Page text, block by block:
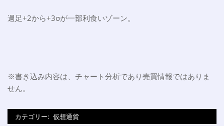
週足+2から+3σが一部利食いゾーン。
※書き込み内容は、チャート分析であり売買情報ではありま
せん。
カテゴリー: 仮想通貨